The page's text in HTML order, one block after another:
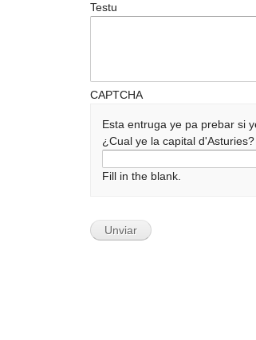
Testu
CAPTCHA
Esta entruga ye pa prebar si
¿Cual ye la capital
Fill in the blank.